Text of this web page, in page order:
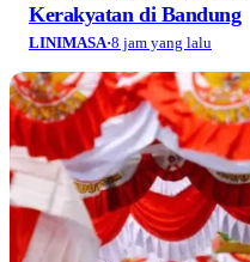
Kerakyatan di Bandung
LINIMASA·8 jam yang lalu